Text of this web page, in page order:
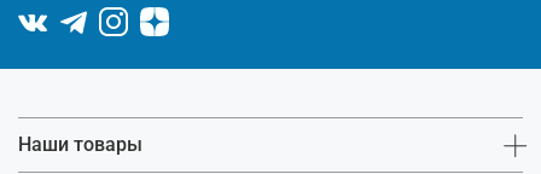
Наши товары